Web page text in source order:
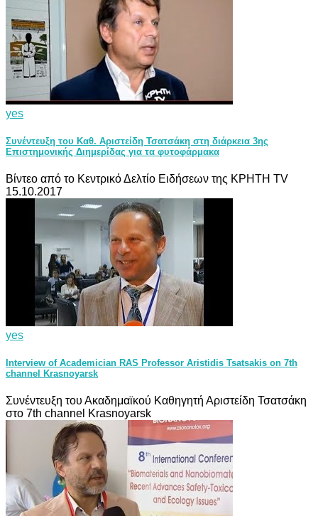
yes
Συνέντευξη του Καθ. Αριστείδη Τσατσάκη στη διάρκεια 3ης
Επιστημονικής Διημερίδας για τα φυτοφάρμακα
Βίντεο από το Κεντρικό Δελτίο Ειδήσεων της ΚΡΗΤΗ TV
15.10.2017
yes
Interview of Academician RAS Professor Aristidis Tsatsakis on 7th
channel Krasnoyarsk
Συνέντευξη του Ακαδημαϊκού Καθηγητή Αριστείδη Τσατσάκη
στο 7th channel Krasnoyarsk